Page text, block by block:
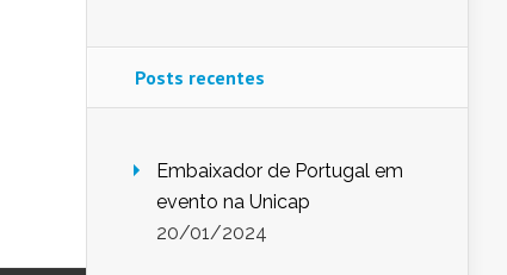
Posts recentes
Embaixador de Portugal em
evento na Unicap
20/01/2024